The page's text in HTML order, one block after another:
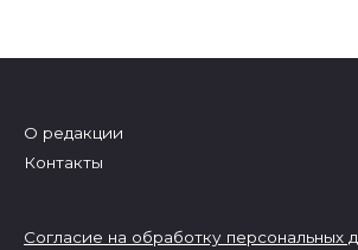
О редакции
Контакты
Согласие на обработку персональных